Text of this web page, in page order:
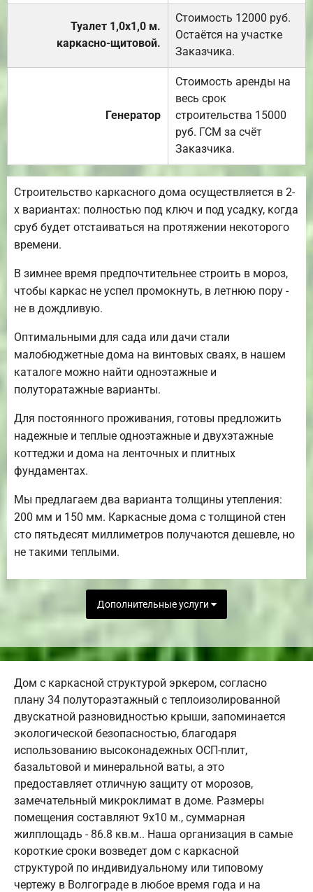
Туалет 1,0х1,0 м.
каркасно-щитовой.
Стоимость 12000 руб.
Остаётся на участке
Заказчика.
Генератор
Стоимость аренды на
весь срок
строительства 15000
руб. ГСМ за счёт
Заказчика.
Строительство каркасного дома осуществляется в 2-
х вариантах: полностью под ключ и под усадку, когда
сруб будет отстаиваться на протяжении некоторого
времени.
В зимнее время предпочтительнее строить в мороз,
чтобы каркас не успел промокнуть, в летнюю пору -
не в дождливую.
Оптимальными для сада или дачи стали
малобюджетные дома на винтовых сваях, в нашем
каталоге можно найти одноэтажные и
полуторатажные варианты.
Для постоянного проживания, готовы предложить
надежные и теплые одноэтажные и двухэтажные
коттеджи и дома на ленточных и плитных
фундаментах.
Мы предлагаем два варианта толщины утепления:
200 мм и 150 мм. Каркасные дома с толщиной стен
сто пятьдесят миллиметров получаются дешевле, но
не такими теплыми.
Дополнительные услуги
Дом с каркасной структурой эркером, согласно
плану 34 полутораэтажный с теплоизолированной
двускатной разновидностью крыши, запоминается
экологической безопасностью, благодаря
использованию высоконадежных ОСП-плит,
базальтовой и минеральной ваты, а это
предоставляет отличную защиту от морозов,
замечательный микроклимат в доме. Размеры
помещения составляют 9х10 м., суммарная
жилплощадь - 86.8 кв.м.. Наша организация в самые
короткие сроки возведет дом с каркасной
структурой по индивидуальному или типовому
чертежу в Волгограде в любое время года и на